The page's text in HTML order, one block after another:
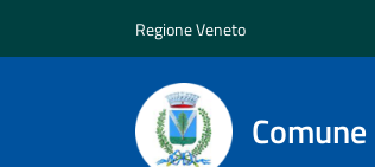
Regione Veneto